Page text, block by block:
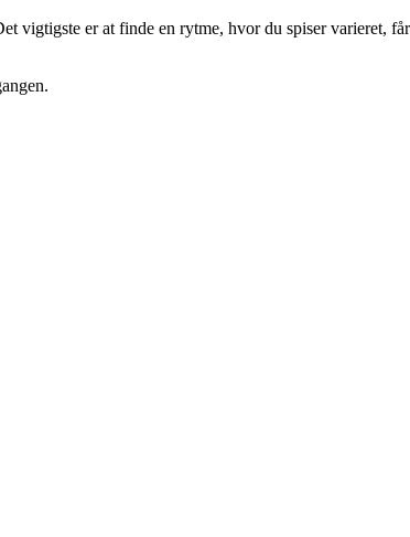
vigtigste er at finde en rytme, hvor du spiser varieret,